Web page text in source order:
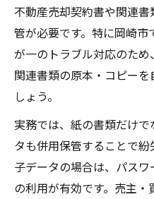
不動産売却契約書や関連
管が必要です。特に岡崎
が一のトラブル対応のた
関連書類の原本・コピー
しょう。
実務では、紙の書類だけ
タも併用保管することで
子データの場合は、パス
の利用が有効です。売主